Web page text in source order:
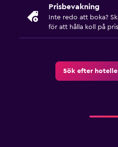
Prisbevakning
Inte redo att boka?
för att hålla koll på
Sök efter